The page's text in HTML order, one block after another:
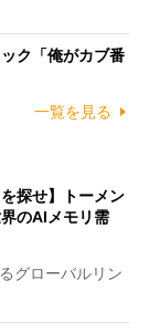
ク「俺がカブ番
一覧を見る
探せ】トーメン
のAIメモリ需
グローバルリン